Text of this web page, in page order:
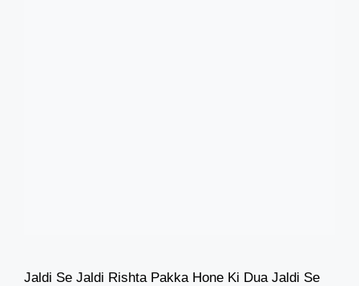
Jaldi Se Jaldi Rishta Pakka Hone Ki Dua Jaldi Se